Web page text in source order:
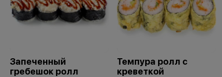
Запеченный
гребешок ролл
Темпура ролл с
креветкой